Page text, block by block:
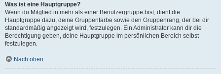
Was ist eine Hauptgruppe?
Wenn du Mitglied in mehr als einer Benutzergruppe bist, dient die
Hauptgruppe dazu, deine Gruppenfarbe sowie den Gruppenrang, der bei dir
standardmäßig angezeigt wird, festzulegen. Ein Administrator kann dir die
Berechtigung geben, deine Hauptgruppe im persönlichen Bereich selbst
festzulegen.
Nach oben